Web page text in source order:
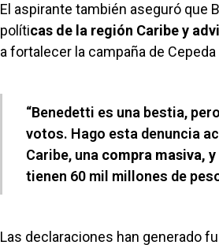
El aspirante también aseguró que
políticas de la región Caribe y
a fortalecer la campaña de
“Benedetti es una bestia,
votos. Hago esta denuncia
Caribe, una compra masiva,
tienen 60 mil millones de
Las declaraciones han generado